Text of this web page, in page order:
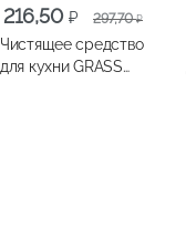
297,70₽
Первоначальная
цена
составляла
216,50 ₽
Текущая
цена:
216,50 ₽.
Чистящее средство
для кухни GRASS